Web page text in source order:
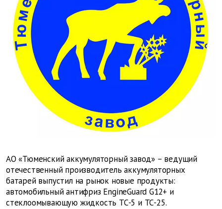
АО «Тюменский аккумуляторный завод» – ведущий
отечественный производитель аккумуляторных
батарей выпустил на рынок новые продукты:
автомобильный антифриз EngineGuard G12+ и
стеклоомывающую жидкость ТС-5 и ТС-25.